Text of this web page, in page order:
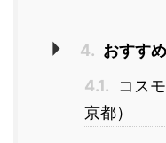
4. おすす
4.1.
コス
京都）